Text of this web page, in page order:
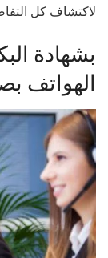
لاكتشاف كل
بشهادة
الهواتف بصالير 5000